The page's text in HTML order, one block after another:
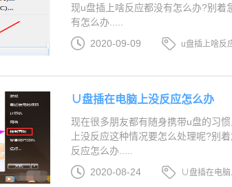
现u盘插上啥反应都没有怎么办?别
有怎么办.....
2020-09-09
u盘插上啥反
∪盘插在电脑上没反应怎么办
现在很多朋友都有随身携带u盘的习
上没反应这种情况要怎么处理呢?别
反应怎么办.....
2020-08-24
∪盘插在电脑